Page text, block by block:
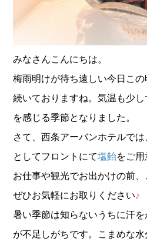
みなさんこんにちは。
梅雨明けが待ち遠しい今日こ
続いておりますね。気温も少
を感じる季節となりました。
さて、西条アーバンホテルで
としてフロントにて塩飴をご用
お仕事や観光でお出かけの前、
ぜひお気軽にお取りください♪
暑い季節は知らないうちに汗
が不足しがちです。こまめな